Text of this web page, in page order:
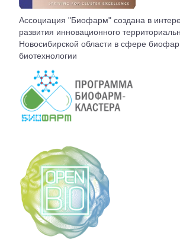
ВСТУПЛЕНИЕ
КОНТАКТЫ
БЮРО АССОЦИАЦИИ
Ассоциация "Биофарм" создана в
развития инновационного
Новосибирской области в сфере
биотехнологии